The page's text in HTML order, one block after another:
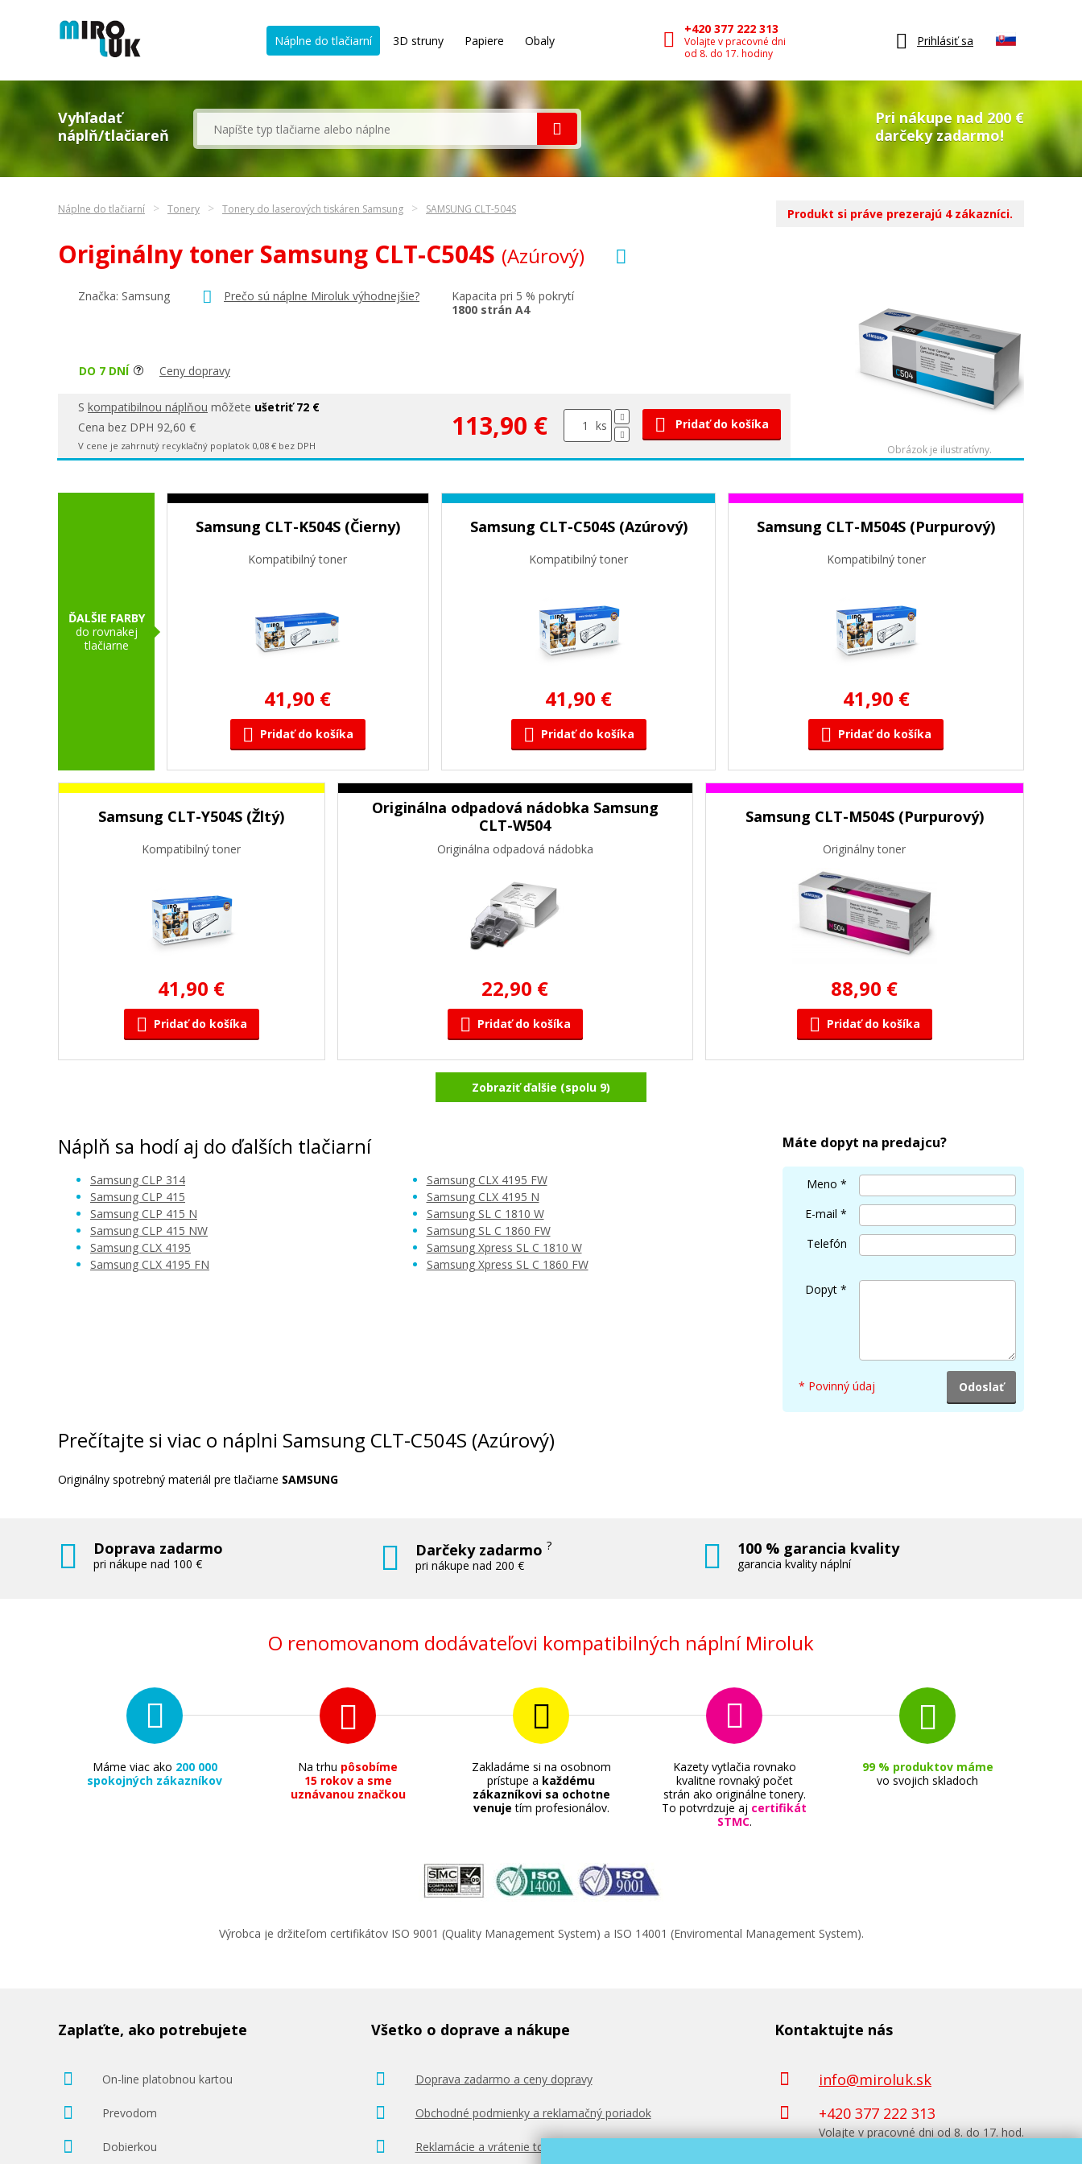
Náplne do tlačiarní 3D struny Papiere Obaly
+420 377 222 313
Volajte v pracovné dni
od 8. do 17. hodiny
Prihlásiť sa
Vyhľadať
náplň/tlačiareň
Pri nákupe nad 200 €
darčeky zadarmo!
Náplne do tlačiarní Tonery Tonery do laserových tiskáren Samsung SAMSUNG CLT-504S
Originálny toner Samsung CLT-C504S (Azúrový)
Značka: Samsung Prečo sú náplne Miroluk výhodnejšie?
Kapacita pri 5 % pokrytí
1800 strán A4
DO 7 DNÍ Ceny dopravy
S kompatibilnou náplňou môžete ušetriť 72 €
Cena bez DPH 92,60 €
V cene je zahrnutý recyklačný poplatok 0,08 € bez DPH
113,90 € ks Pridať do košíka
Obrázok je ilustratívny.
Produkt si práve prezerajú 4 zákazníci.
ĎALŠIE FARBY
do rovnakej
tlačiarne
Samsung CLT-K504S (Čierny)
Kompatibilný toner
41,90 €
Pridať do košíka
Samsung CLT-C504S (Azúrový)
Kompatibilný toner
41,90 €
Pridať do košíka
Samsung CLT-M504S (Purpurový)
Kompatibilný toner
41,90 €
Pridať do košíka
Samsung CLT-Y504S (Žltý)
Kompatibilný toner
41,90 €
Pridať do košíka
Originálna odpadová nádobka Samsung
CLT-W504
Originálna odpadová nádobka
22,90 €
Pridať do košíka
Samsung CLT-M504S (Purpurový)
Originálny toner
88,90 €
Pridať do košíka
Originálny toner
97,90 €
Samsung CLT-K504S (Čierny)
103,90 €
332,90 €
Zobraziť ďalšie (spolu 9)
Náplň sa hodí aj do ďalších tlačiarní
Samsung CLP 314
Samsung CLP 415
Samsung CLP 415 N
Samsung CLP 415 NW
Samsung CLX 4195
Samsung CLX 4195 FN
Samsung CLX 4195 FW
Samsung CLX 4195 N
Samsung SL C 1810 W
Samsung SL C 1860 FW
Samsung Xpress SL C 1810 W
Samsung Xpress SL C 1860 FW
Máte dopyt na predajcu?
Meno *
E-mail *
Telefón
Dopyt *
* Povinný údaj
Prečítajte si viac o náplni Samsung CLT-C504S (Azúrový)
Originálny spotrebný materiál pre tlačiarne SAMSUNG
Doprava zadarmo
pri nákupe nad 100 €
Darčeky zadarmo?
pri nákupe nad 200 €
100 % garancia kvality
garancia kvality náplní
O renomovanom dodávateľovi kompatibilných náplní Miroluk
Máme viac ako 200 000
spokojných zákazníkov
Na trhu pôsobíme
15 rokov a sme
uznávanou značkou
Zakladáme si na osobnom
prístupe a každému
zákazníkovi sa ochotne
venuje tím profesionálov.
Kazety vytlačia rovnako
kvalitne rovnaký počet
strán ako originálne tonery.
To potvrdzuje aj certifikát
STMC.
99 % produktov máme
vo svojich skladoch
Výrobca je držiteľom certifikátov ISO 9001 (Quality Management System) a ISO 14001 (Enviromental Management System).
Zaplaťte, ako potrebujete
On-line platobnou kartou
Prevodom
Dobierkou
Všetko o doprave a nákupe
Doprava zadarmo a ceny dopravy
Obchodné podmienky a reklamačný poriadok
Reklamácie a vrátenie tovaru
Kontaktujte nás
info@miroluk.sk
+420 377 222 313
Volajte v pracovné dni od 8. do 17. hod.